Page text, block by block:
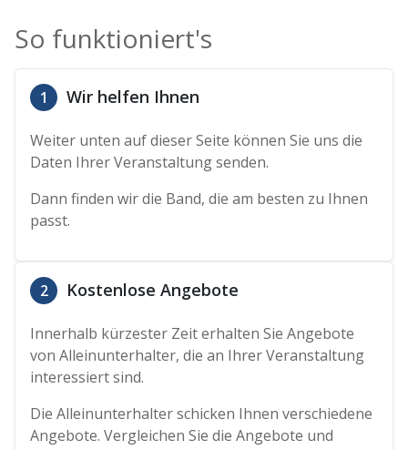
So funktioniert's
1 Wir helfen Ihnen
Weiter unten auf dieser Seite können Sie uns die
Daten Ihrer Veranstaltung senden.
Dann finden wir die Band, die am besten zu Ihnen
passt.
2 Kostenlose Angebote
Innerhalb kürzester Zeit erhalten Sie Angebote
von Alleinunterhalter, die an Ihrer Veranstaltung
interessiert sind.
Die Alleinunterhalter schicken Ihnen verschiedene
Angebote. Vergleichen Sie die Angebote und